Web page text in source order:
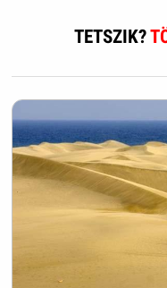
TETSZIK?